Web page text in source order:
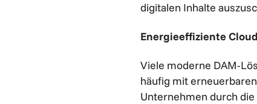
digitalen Inhalte
Energieeffiziente
Viele moderne DAM-
häufig mit
Unternehmen durch